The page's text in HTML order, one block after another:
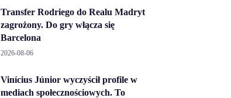
Transfer Rodriego do Realu Madryt
zagrożony. Do gry włącza się
Barcelona
2026-08-06
Vinícius Júnior wyczyścił profile w
mediach społecznościowych. To